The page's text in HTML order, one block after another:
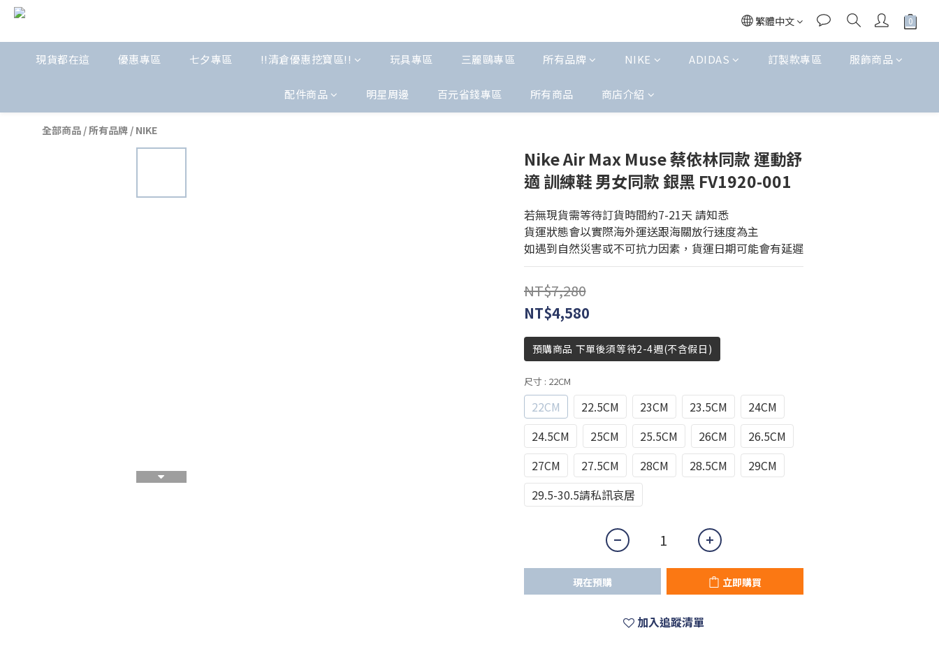
繁體中文
現貨都在這 優惠專區 七夕專區 !!清倉優惠挖寶區!! 玩具專區 三麗鷗專區 所有品牌 NIKE ADIDAS 訂製款專區 服飾商品
配件商品 明星周邊 百元省錢專區 所有商品 商店介紹
全部商品 /所有品牌 / NIKE
Nike Air Max Muse 蔡依林同款 運動舒
適 訓練鞋 男女同款 銀黑 FV1920-001
若無現貨需等待訂貨時間約7-21天 請知悉
貨運狀態會以實際海外運送跟海關放行速度為主
如遇到自然災害或不可抗力因素，貨運日期可能會有延遲
NT$7,280
NT$4,580
預購商品 下單後須等待2-4週(不含假日)
尺寸 : 22CM
22CM 22.5CM 23CM 23.5CM
24CM
24.5CM
25CM 25.5CM 26CM
26.5CM
27CM
27.5CM 28CM 28.5CM
29CM
29.5-30.5請私訊哀居
現在預購 立即購買
加入追蹤清單